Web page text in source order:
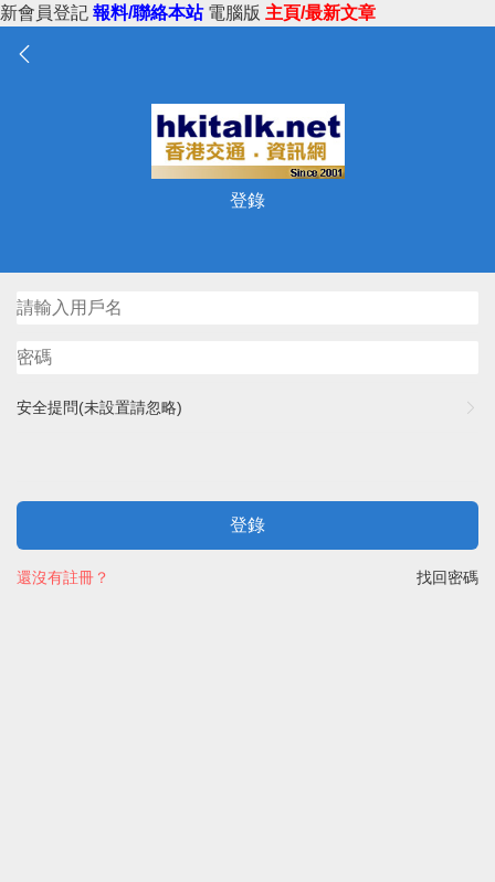
新會員登記 報料/聯絡本站 電腦版 主頁/最新文章
登錄
安全提問(未設置請忽略)
登錄
找回密碼
還沒有註冊？